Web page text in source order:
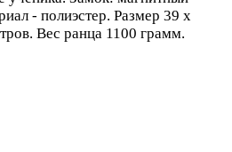
- полиэстер. Размер 39 х
Вес ранца 1100 грамм.